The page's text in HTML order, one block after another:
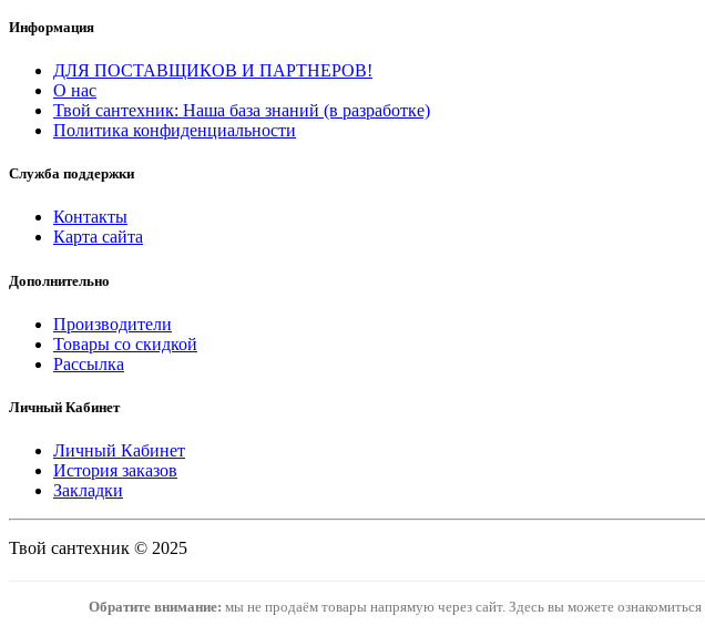
Информация
ДЛЯ ПОСТАВЩИКОВ И ПАРТНЕРОВ!
О нас
Твой сантехник: Наша база знаний (в разработке)
Политика конфиденциальности
Служба поддержки
Контакты
Карта сайта
Дополнительно
Производители
Товары со скидкой
Рассылка
Личный Кабинет
Личный Кабинет
История заказов
Закладки
Твой сантехник © 2025
Обратите внимание: мы не продаём товары напрямую через сайт. Здесь вы можете